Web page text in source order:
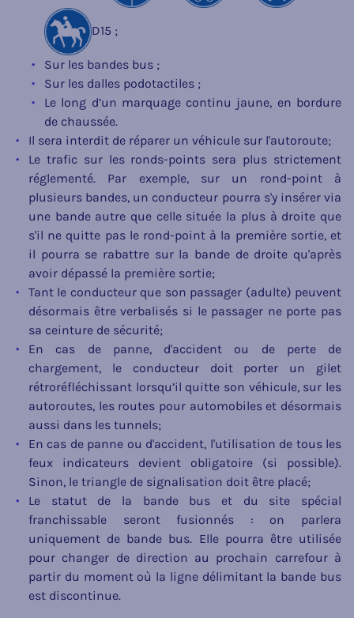
D15 ;
Sur les bandes bus ;
Sur les dalles podotactiles ;
Le long d’un marquage continu jaune, en bordure
de chaussée.
Il sera interdit de réparer un véhicule sur l'autoroute;
Le trafic sur les ronds-points sera plus strictement
réglementé. Par exemple, sur un rond-point à
plusieurs bandes, un conducteur pourra s'y insérer via
une bande autre que celle située la plus à droite que
s'il ne quitte pas le rond-point à la première sortie, et
il pourra se rabattre sur la bande de droite qu'après
avoir dépassé la première sortie;
Tant le conducteur que son passager (adulte) peuvent
désormais être verbalisés si le passager ne porte pas
sa ceinture de sécurité;
En cas de panne, d'accident ou de perte de
chargement, le conducteur doit porter un gilet
rétroréfléchissant lorsqu’il quitte son véhicule, sur les
autoroutes, les routes pour automobiles et désormais
aussi dans les tunnels;
En cas de panne ou d'accident, l'utilisation de tous les
feux indicateurs devient obligatoire (si possible).
Sinon, le triangle de signalisation doit être placé;
Le statut de la bande bus et du site spécial
franchissable seront fusionnés : on parlera
uniquement de bande bus. Elle pourra être utilisée
pour changer de direction au prochain carrefour à
partir du moment où la ligne délimitant la bande bus
est discontinue.